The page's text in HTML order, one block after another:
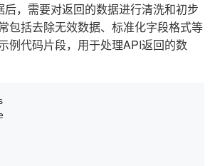
，需要对返回的数据进行清洗和初步
包括去除无效数据、标准化字段格式等
例代码片段，用于处理API返回的数